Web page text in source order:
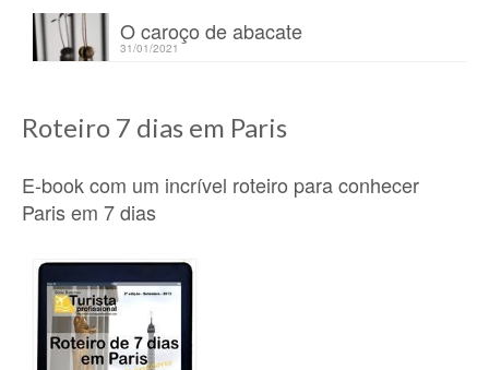
O caroço de abacate
31/01/2021
Roteiro 7 dias em Paris
E-book com um incrível roteiro para conhecer
Paris em 7 dias